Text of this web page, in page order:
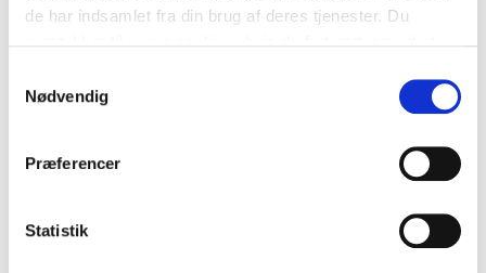
de har indsamlet fra din brug af deres tjenester. Du
Nødvendig
Præferencer
Statistik
December 2020
November 2020